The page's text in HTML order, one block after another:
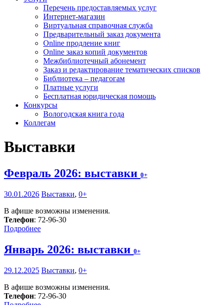
Перечень предоставляемых услуг
Интернет-магазин
Виртуальная справочная служба
Предварительный заказ документа
Online продление книг
Online заказ копий документов
Межбиблиотечный абонемент
Заказ и редактирование тематических списков
Библиотека – педагогам
Платные услуги
Бесплатная юридическая помощь
Конкурсы
Вологодская книга года
Коллегам
Выставки
Февраль 2026: выставки 0+
30.01.2026 Выставки, 0+
В афише возможны изменения.
Телефон: 72-96-30
Подробнее
Январь 2026: выставки 0+
29.12.2025 Выставки, 0+
В афише возможны изменения.
Телефон: 72-96-30